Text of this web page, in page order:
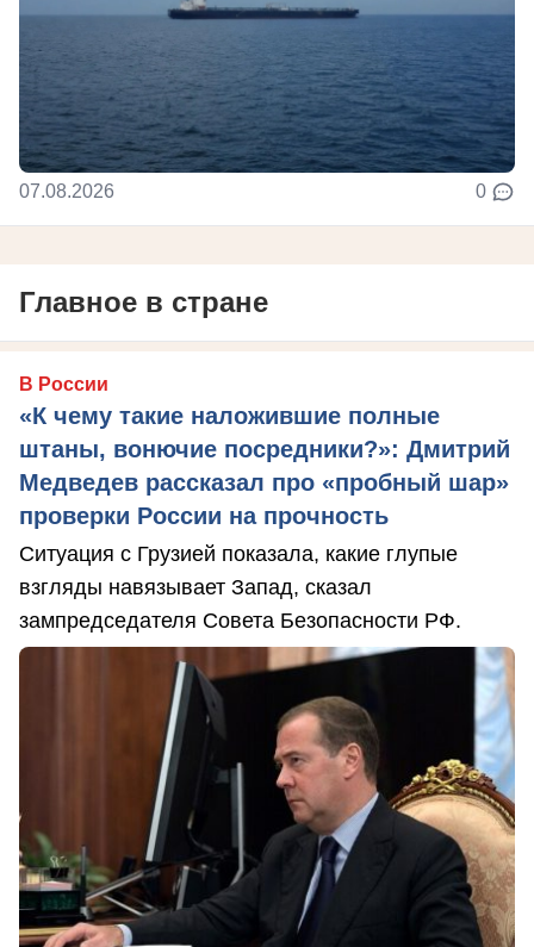
07.08.2026 0
Главное в стране
В России
«К чему такие наложившие полные
штаны, вонючие посредники?»: Дмитрий
Медведев рассказал про «пробный шар»
проверки России на прочность
Ситуация с Грузией показала, какие глупые
взгляды навязывает Запад, сказал
зампредседателя Совета Безопасности РФ.